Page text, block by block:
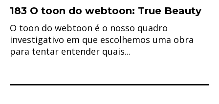
183 O toon do webtoon: True Beauty
O toon do webtoon é o nosso quadro
investigativo em que escolhemos uma obra
para tentar entender quais...